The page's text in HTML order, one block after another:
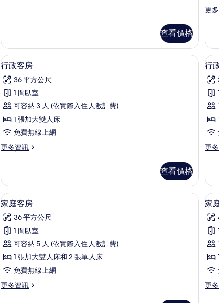
的
詳
情
查看價格
有
更
更
客
房
的
詳
情
顯
示
行
政
客
房
所
相
片
迷你吧、書桌、隔音、熨斗/熨衣板
2
行政客房
36 平方公尺
1 間臥室
可容納 3 人 (依實際入住人數計費)
1 張加大雙人床
免費無線上網
更多資訊
更
客
房
的
詳
情
查看價格
顯
示
行
政
客
房
所
相
片
4
行
更
更
客
房
的
詳
情
顯
示
家
庭
客
房
所
迷你吧、書桌、隔音、熨斗/熨衣板
3
家庭客房
36 平方公尺
1 間臥室
可容納 5 人 (依實際入住人數計費)
1 張加大雙人床和 2 張單人床
免費無線上網
更多資訊
更
顯
示
家
庭
客
房,
間
2
家
更
更